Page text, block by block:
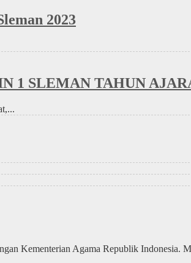
2023
1 SLEMAN TAHUN
Kementerian Agama Republik Indonesia.